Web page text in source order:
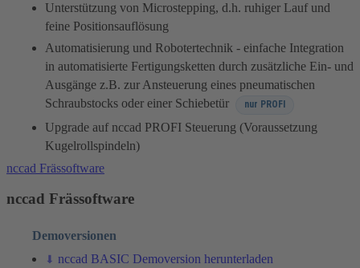
Unterstützung von Microstepping, d.h. ruhiger Lauf und
feine Positionsauflösung
Automatisierung und Robotertechnik - einfache Integration
in automatisierte Fertigungsketten durch zusätzliche Ein- und
Ausgänge z.B. zur Ansteuerung eines pneumatischen
Schraubstocks oder einer Schiebetür
nur PROFI
Upgrade auf nccad PROFI Steuerung (Voraussetzung
Kugelrollspindeln)
nccad Frässoftware
nccad Frässoftware
Demoversionen
nccad BASIC Demoversion herunterladen